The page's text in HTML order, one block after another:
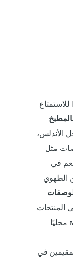
يدعوك فندق Barceló Isla Canela للاستمتاع
الأندلس،
مثل
في
الطهوي
الوصفات
المنتجات
محليًا.
في